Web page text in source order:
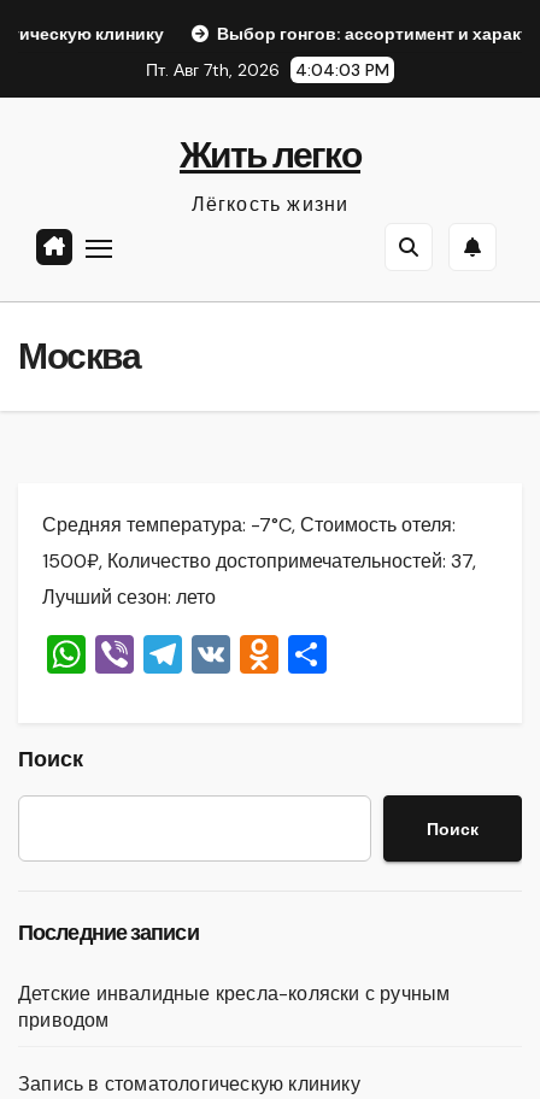
Выбор гонгов: ассортимент и характеристики
Пт. Авг 7th, 2026
4:04:04 PM
Жить легко
Лёгкость жизни
Москва
Средняя температура: -7°C, Стоимость отеля:
1500₽, Количество достопримечательностей: 37,
Лучший сезон: лето
W
A
p
Vi T
a
m
V O
kl
a
в
и
Поиск
Поиск
Последние записи
Детские инвалидные кресла-коляски с ручным
приводом
Запись в стоматологическую клинику